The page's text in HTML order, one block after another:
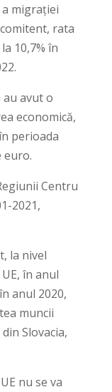
migrației
rata
10,7% în
au avut o
economică,
perioada
euro.
Centru
2021,
la nivel
în anul
anul 2020,
muncii
Slovacia,
nu se va